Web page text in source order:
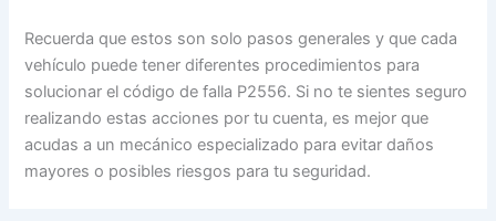
Recuerda que estos son solo pasos generales y que cada
vehículo puede tener diferentes procedimientos para
solucionar el código de falla P2556. Si no te sientes seguro
realizando estas acciones por tu cuenta, es mejor que
acudas a un mecánico especializado para evitar daños
mayores o posibles riesgos para tu seguridad.